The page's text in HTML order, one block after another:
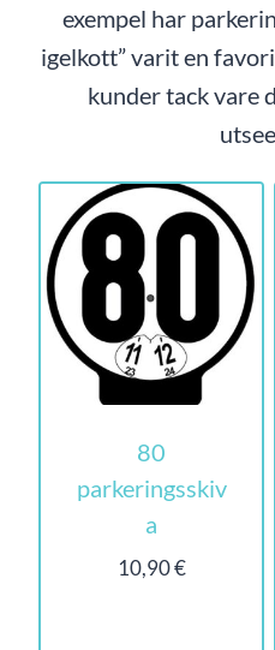
exempel har
igelkott” varit en
kunder tack vare
80
parkeringsskiv
a
10,90€